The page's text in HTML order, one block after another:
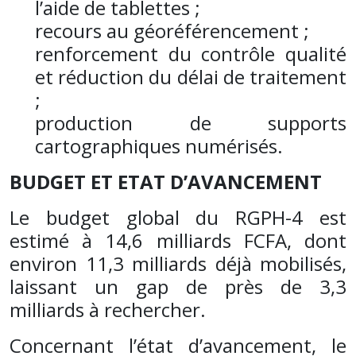
l’aide de tablettes ;
recours au géoréférencement ;
renforcement du contrôle qualité
et réduction du délai de traitement
;
production de supports
cartographiques numérisés.
BUDGET ET ETAT D’AVANCEMENT
Le budget global du RGPH-4 est
estimé à 14,6 milliards FCFA, dont
environ 11,3 milliards déjà mobilisés,
laissant un gap de près de 3,3
milliards à rechercher.
Concernant l’état d’avancement, le